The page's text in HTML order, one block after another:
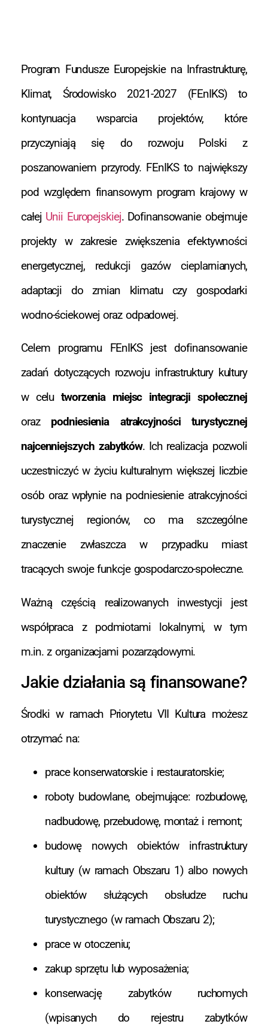
Program Fundusze Europejskie na Infrastrukturę,
Klimat, Środowisko 2021-2027 (FEnIKS) to
kontynuacja wsparcia projektów, które
przyczyniają się do rozwoju Polski z
poszanowaniem przyrody. FEnIKS to największy
pod względem finansowym program krajowy w
całej Unii Europejskiej. Dofinansowanie obejmuje
projekty w zakresie zwiększenia efektywności
energetycznej, redukcji gazów cieplarnianych,
adaptacji do zmian klimatu czy gospodarki
wodno-ściekowej oraz odpadowej.
Celem programu FEnIKS jest dofinansowanie
zadań dotyczących rozwoju infrastruktury kultury
w celutworzenia miejsc integracji społecznej
orazpodniesienia atrakcyjności turystycznej
najcenniejszych zabytków. Ich realizacja pozwoli
uczestniczyć w życiu kulturalnym większej liczbie
osób oraz wpłynie na podniesienie atrakcyjności
turystycznej regionów, co ma szczególne
znaczenie zwłaszcza w przypadku miast
tracących swoje funkcje gospodarczo-społeczne.
Ważną częścią realizowanych inwestycji jest
współpraca z podmiotami lokalnymi, w tym
m.in. z organizacjami pozarządowymi.
Jakie działania są finansowane?
Środki w ramach Priorytetu VII Kultura możesz
otrzymać na:
prace konserwatorskie i restauratorskie;
roboty budowlane, obejmujące: rozbudowę,
nadbudowę, przebudowę, montaż i remont;
budowę nowych obiektów infrastruktury
kultury (w ramach Obszaru 1) albo nowych
obiektów służących obsłudze ruchu
turystycznego (w ramach Obszaru 2);
prace w otoczeniu;
zakup sprzętu lub wyposażenia;
konserwację zabytków ruchomych
(wpisanych do rejestru zabytków